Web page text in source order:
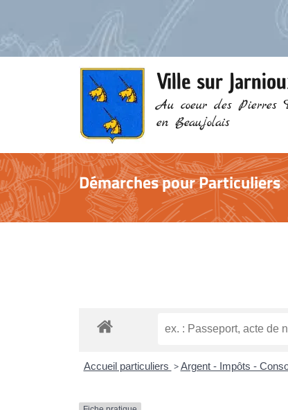
Ville sur
Au coeur des Pierres
en Beaujolais
Démarches pour Particuliers
Accueil particuliers > Argent - Impôts -